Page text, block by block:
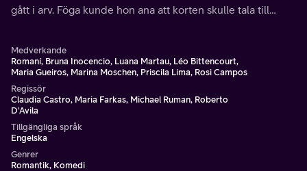
gått i arv. Föga kunde hon ana att korten skulle tala till
Medverkande
Romaní, Bruna Inocencio, Luana Martau, Léo Bittencourt,
Maria Gueiros, Marina Moschen, Priscila Lima, Rosi Campos
Regissör
Claudia Castro, Maria Farkas, Michael Ruman, Roberto
D'Avila
Tillgängliga språk
Engelska
Genrer
Romantik, Komedi